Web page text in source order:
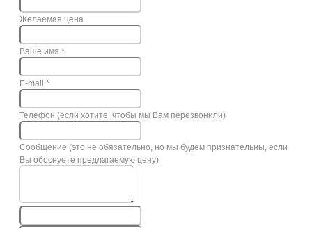
Желаемая цена
Ваше имя *
E-mail *
Телефон (если хотите, чтобы мы Вам перезвонили)
Сообщение (это не обязательно, но мы будем признательны, если
Вы обоснуете предлагаемую цену)